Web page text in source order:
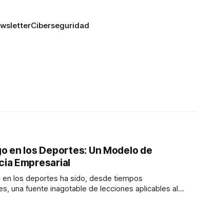
Ciberseguridad
en los Deportes: Un Modelo de
Empresarial
en los deportes ha sido, desde tiempos
una fuente inagotable de lecciones aplicables al